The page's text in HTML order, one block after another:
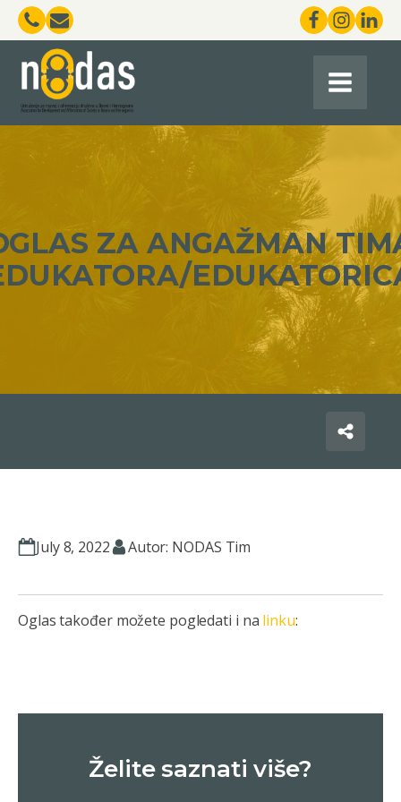
ZA ANGAŽMAN
July 8, 2022 Autor: NODAS Tim
Oglas također možete pogledati i na linku:
Želite saznati više?